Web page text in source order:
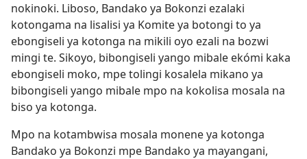
nokinoki. Liboso, Bandako ya Bokonzi ezalaki
kotongama na lisalisi ya Komite ya botongi to ya
ebongiseli ya kotonga na mikili oyo ezali na bozwi
mingi te. Sikoyo, bibongiseli yango mibale ekómi kaka
ebongiseli moko, mpe tolingi kosalela mikano ya
bibongiseli yango mibale mpo na kokolisa mosala na
biso ya kotonga.
Mpo na kotambwisa mosala monene ya kotonga
Bandako ya Bokonzi mpe Bandako ya mayangani,